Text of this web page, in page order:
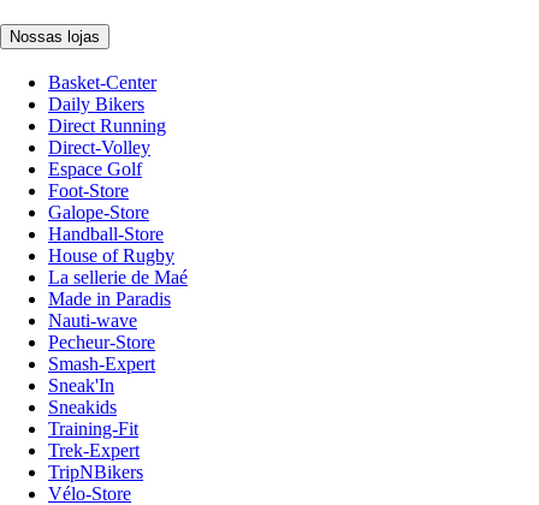
Nossas lojas
Basket-Center
Daily Bikers
Direct Running
Direct-Volley
Espace Golf
Foot-Store
Galope-Store
Handball-Store
House of Rugby
La sellerie de Maé
Made in Paradis
Nauti-wave
Pecheur-Store
Smash-Expert
Sneak'In
Sneakids
Training-Fit
Trek-Expert
TripNBikers
Vélo-Store